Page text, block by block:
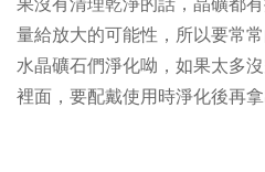
量給放大的可能性，所以要常
水晶礦石們淨化呦，如果太多
裡面，要配戴使用時淨化後再